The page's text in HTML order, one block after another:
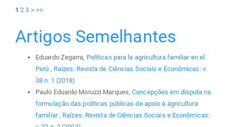
1 2 3 > >>
Artigos Semelhantes
Eduardo Zegarra, Políticas para la agricultura familiar en el
Perú , Raízes: Revista de Ciências Sociais e Econômicas: v.
38 n. 1 (2018)
Paulo Eduardo Moruzzi Marques,Concepções em disputa na
formulação das políticas públicas de apoio à agricultura
familiar, Raízes: Revista de Ciências Sociais e Econômicas: